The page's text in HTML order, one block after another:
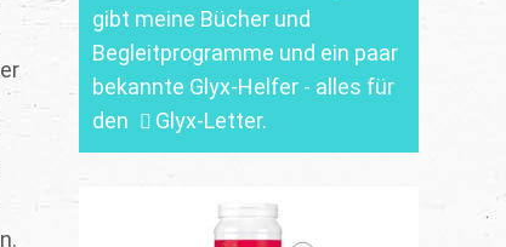
gibt meine Bücher und
Begleitprogramme und ein paar
bekannte Glyx-Helfer - alles für
den
Glyx-Letter.